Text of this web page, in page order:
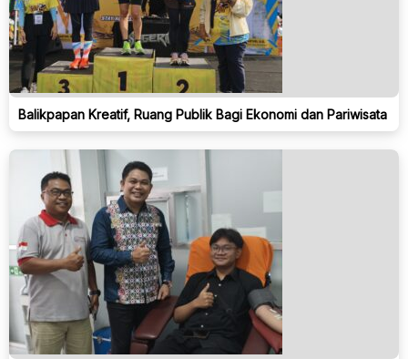
Balikpapan Kreatif, Ruang Publik Bagi Ekonomi dan Pariwisata